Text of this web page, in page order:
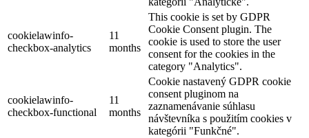
cookielawinfo-
checkbox-analytics
11
months
This cookie is set by GDPR
Cookie Consent plugin. The
cookie is used to store the user
consent for the cookies in the
category "Analytics".
cookielawinfo-
checkbox-functional
11
months
Cookie nastavený GDPR cookie
consent pluginom na
zaznamenávanie súhlasu
návštevníka s použitím cookies v
kategórii "Funkčné".